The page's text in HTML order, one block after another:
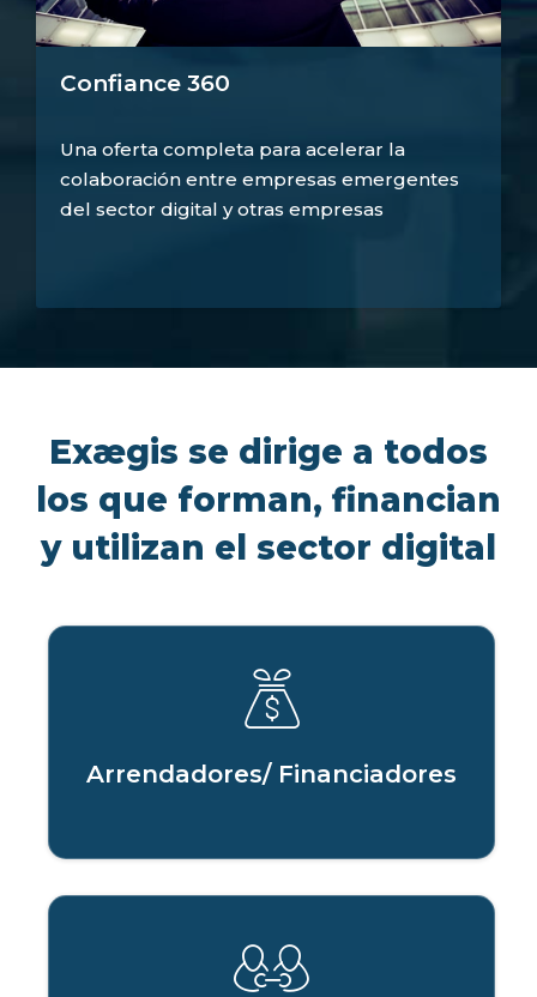
Confiance 360
Una oferta completa para acelerar la
colaboración entre empresas emergentes
del sector digital y otras empresas
Exægis se dirige a todos
los que forman, financian
y utilizan el sector digital
Arrendadores/ Financiadores